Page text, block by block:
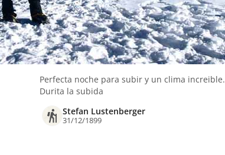
Perfecta noche para subir y un clima increible.
Durita la subida
Stefan Lustenberger
31/12/1899